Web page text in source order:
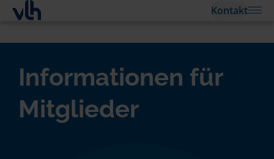
Kontakt
Informationen für
Mitglieder